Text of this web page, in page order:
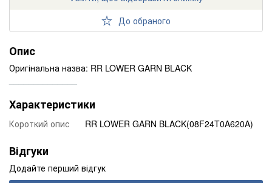
До обраного
Опис
Оригінальна назва: RR LOWER GARN BLACK
Характеристики
Короткий опис RR LOWER GARN BLACK(08F24T0A620A)
Відгуки
Додайте перший відгук